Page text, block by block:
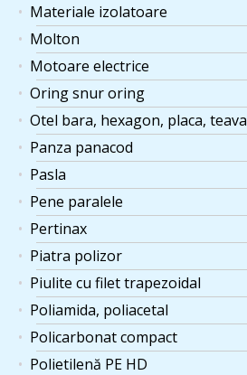
Materiale izolatoare
Molton
Motoare electrice
Oring snur oring
Otel bara, hexagon, placa, teava
Panza panacod
Pasla
Pene paralele
Pertinax
Piatra polizor
Piulite cu filet trapezoidal
Poliamida, poliacetal
Policarbonat compact
Polietilenă PE HD